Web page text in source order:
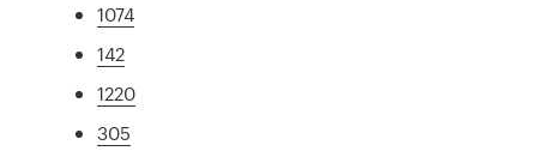
1074
142
1220
305